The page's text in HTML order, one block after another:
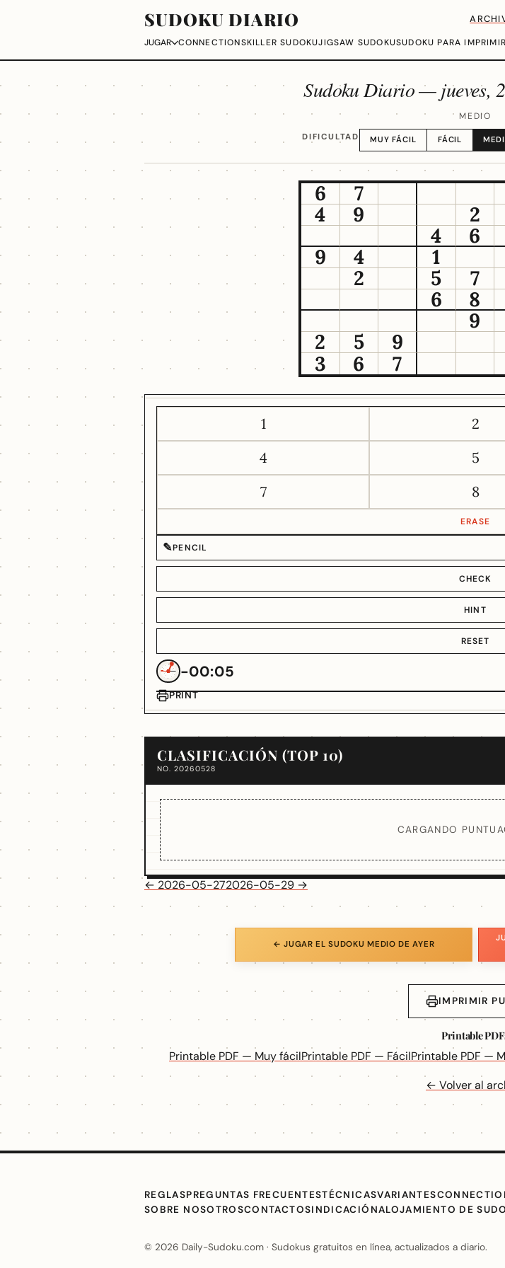
SUDOKU DIARIO
JUGAR CONNECTIONSKILLER SUDOKUJIGSAW SUDOKUSUDOKU PARA
Sudoku Diario —jueves,
MEDIO
DIFICULTAD MUY FÁCIL FÁCIL
6 7
4
9 2
4
6
9
4
1
2
5 7
6
8
9
2
5 9
3
6 7
1 2
4
5
7
8
ERASE
✎PENCIL
CHECK
HINT
RESET
-00:05
PRINT
CLASIFICACIÓN (TOP 10)
NO. 20260528
CARGANDO
← 2026-05-272026-05-29 →
← JUGAR EL SUDOKU MEDIO DE AYER
IMPRIMIR
Printable
Printable PDF — Muy fácilPrintable PDF — FácilPrintable PDF —
← Volver al
REGLASPREGUNTAS FRECUENTESTÉCNICASVARIANTES
SOBRE NOSOTROSCONTACTOSINDICACIÓNALOJAMIENTO DE
© 2026 Daily-Sudoku.com · Sudokus gratuitos en línea, actualizados a diario.